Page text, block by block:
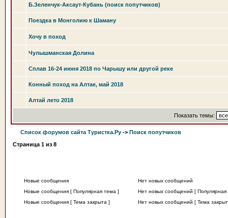
Б.Зеленчук-Аксаут-Кубань (поиск попутчиков)
Поездка в Монголию к Шаману
Хочу в поход
Чулышманская Долина
Сплав 16-24 июня 2018 по Чарышу или другой реке
Конный поход на Алтае, май 2018
Алтай лето 2018
Показать темы:
Список форумов сайта Туристка.Ру -> Поиск попутчиков
Страница 1 из 8
Новые сообщения
Нет новых сообщений
Новые сообщения [ Популярная тема ]
Нет новых сообщений [ Популярная
Новые сообщения [ Тема закрыта ]
Нет новых сообщений [ Тема